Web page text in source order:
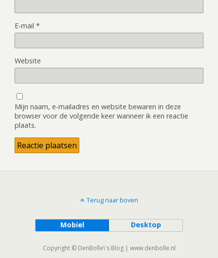
E-mail *
Website
Mijn naam, e-mailadres en website bewaren in deze
browser voor de volgende keer wanneer ik een reactie
plaats.
Terug naar boven
Mobiel Desktop
Copyright © DenBolle\'s Blog | www.denbolle.nl